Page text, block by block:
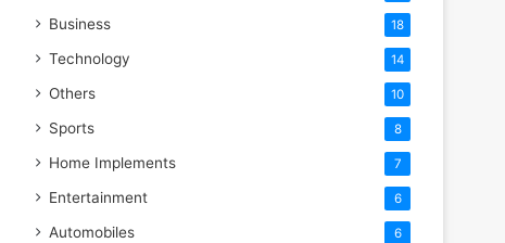
Business 18
Technology 14
Others 10
Sports 8
Home Implements 7
Entertainment 6
Automobiles 6